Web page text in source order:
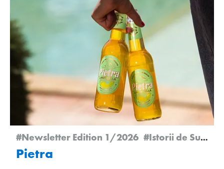
#Newsletter Edition 1/2026 #Istorii de Succes
Pietra